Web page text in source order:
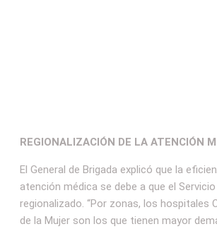
REGIONALIZACIÓN DE LA ATENCIÓN
El General de Brigada explicó que la
atención médica se debe a que el
regionalizado. “Por zonas, los hospitales
de la Mujer son los que tienen mayor